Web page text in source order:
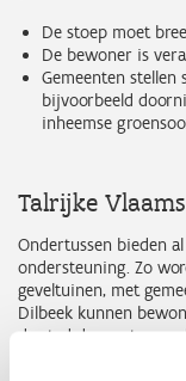
De stoep moet
De bewoner is
Gemeenten stellen
bijvoorbeeld
inheemse
Talrijke
Ondertussen bieden
ondersteuning. Zo
geveltuinen, met
Dilbeek kunnen
de stad de eerste
gevelgroen in zijn